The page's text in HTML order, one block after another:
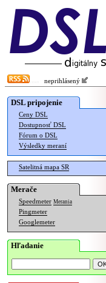
neprihlásený
DSL pripojenie
Ceny DSL
Dostupnosť DSL
Fórum o DSL
Výsledky meraní
Satelitná mapa SR
Merače
Speedmeter Merania
Pingmeter
Googlemeter
Hľadanie